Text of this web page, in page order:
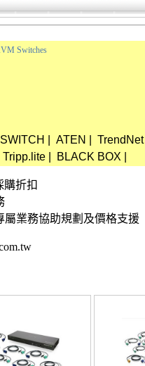
Switches
ATEN TrendNet
Tripp.lite BLACK BOX
購折扣
業務協助規劃及價格支援